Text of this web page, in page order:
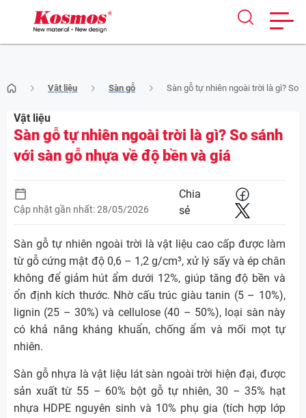
to
content
Vật liệu Sàn gỗ Sàn gỗ tự nhiên ngoài trời là gì? So
Vật liệu
Sàn gỗ tự nhiên ngoài trời là gì? So sánh
với sàn gỗ nhựa về độ bền và giá
Cập nhật gần nhất: 28/05/2026
Chia
sẻ
Sàn gỗ tự nhiên ngoài trời là vật liệu cao cấp được làm
từ gỗ cứng mật độ 0,6 – 1,2 g/cm³, xử lý sấy và ép chân
không để giảm hút ẩm dưới 12%, giúp tăng độ bền và
ổn định kích thước. Nhờ cấu trúc giàu tanin (5 – 10%),
lignin (25 – 30%) và cellulose (40 – 50%), loại sàn này
có khả năng kháng khuẩn, chống ẩm và mối mọt tự
nhiên.
Sàn gỗ nhựa là vật liệu lát sàn ngoài trời hiện đại, được
sản xuất từ 55 – 60% bột gỗ tự nhiên, 30 – 35% hạt
nhựa HDPE nguyên sinh và 10% phụ gia (tích hợp lớp